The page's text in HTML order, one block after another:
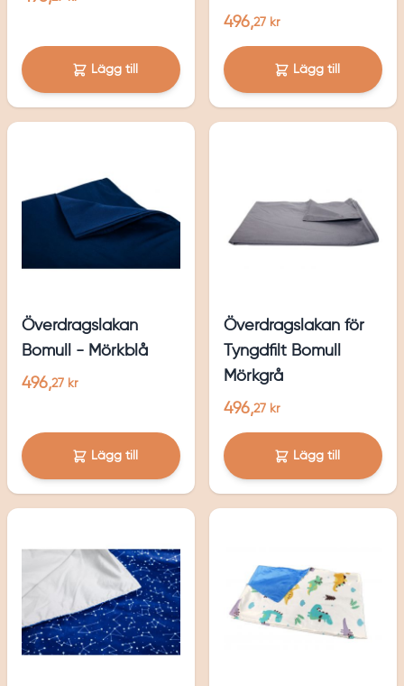
Lägg till
496,27 kr
Lägg till
Överdragslakan
Bomull - Mörkblå
496,27 kr
Lägg till
Överdragslakan för
Tyngdfilt Bomull
Mörkgrå
496,27 kr
Lägg till